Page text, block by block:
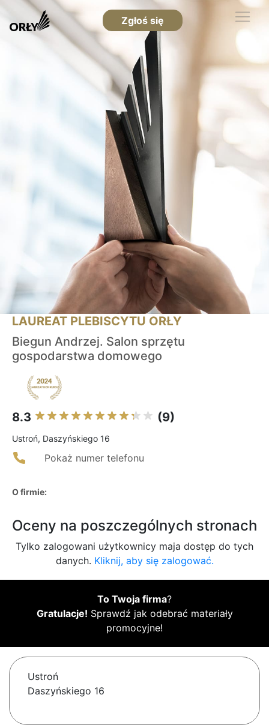
Zgłoś się
LAUREAT PLEBISCYTU ORŁY
Biegun Andrzej. Salon sprzętu
gospodarstwa domowego
8.3 (9)
Ustroń, Daszyńskiego 16
Pokaż numer telefonu
O firmie:
Oceny na poszczególnych stronach
Tylko zalogowani użytkownicy maja dostęp do tych
danych. Kliknij, aby się zalogować.
To Twoja firma?
Gratulacje! Sprawdź jak odebrać materiały
promocyjne!
Ustroń
Daszyńskiego 16